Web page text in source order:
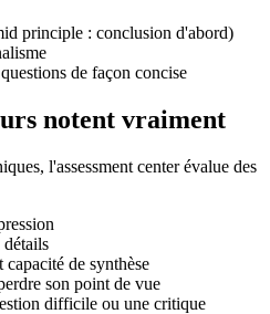
principle : conclusion d'abord)
de façon concise
notent vraiment
l'assessment center évalue des
détails
capacité de synthèse
son point de vue
difficile ou une critique